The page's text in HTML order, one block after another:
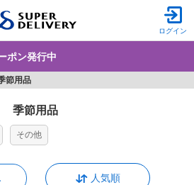
ログイン
ポン発行中
季節用品
その他
節用品
人気順